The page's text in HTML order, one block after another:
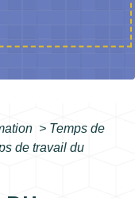
> Temps de
de travail du